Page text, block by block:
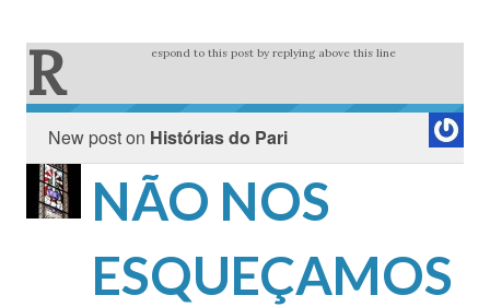
R espond to this post by replying above this line
New post on Histórias do Pari
NÃO NOS
ESQUEÇAMOS